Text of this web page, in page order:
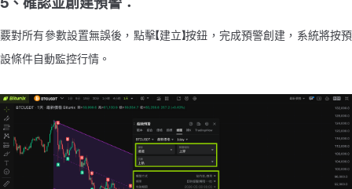
覈對所有參數設置無誤後，點擊【建立】按鈕，完成預警創建，系統將按預
設條件自動監控行情。